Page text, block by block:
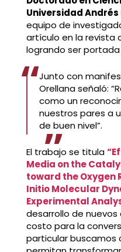
Universidad Andrés
equipo de
artículo en la revista
logrando ser
Junto con
Orellana señaló:
como un
nuestros pares a
de buen nivel”.
El trabajo se titula
Media on the
toward the Oxygen
Initio Molecular
Experimental
desarrollo de
costo para la
particular buscamos